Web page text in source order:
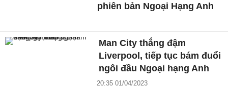
phiên bản Ngoại Hạng Anh
Man City thắng đậm
Liverpool, tiếp tục bám đuổi
ngôi đầu Ngoại hạng Anh
20:35 01/04/2023